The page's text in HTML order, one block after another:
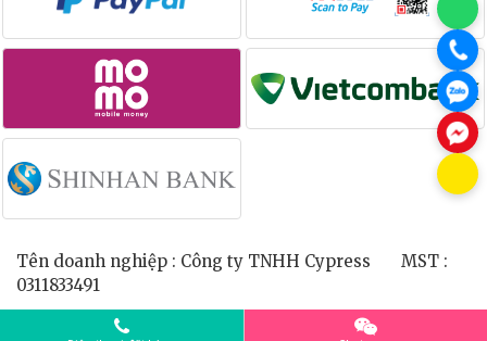
Tên doanh nghiệp : Công ty TNHH Cypress MST :
0311833491